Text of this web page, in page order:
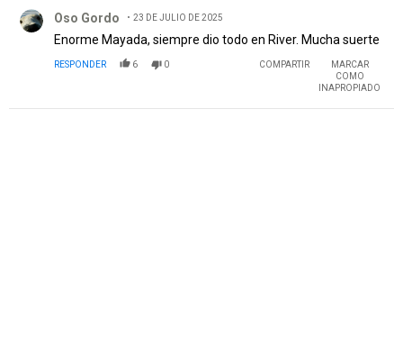
Oso Gordo 23 DE JULIO DE 2025
Enorme Mayada, siempre dio todo en River. Mucha suerte
RESPONDER 6 0 COMPARTIR
MARCAR
COMO
INAPROPIADO